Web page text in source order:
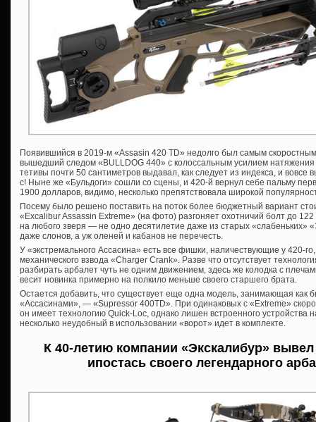
Появившийся в 2019-м «Assasin 420 TD» недолго был самым
вышедший следом «BULLDOG 440» с колоссальным усилием
тетивы почти 50 сантиметров выдавал, как следует из индекса, и
с! Ныне же «Бульдоги» сошли со сцены, и 420-й вернул себе пальму
1900 долларов, видимо, несколько препятствовала широкой
Посему было решено поставить на поток более бюджетный вариант
«Excalibur Assassin Extreme» (на фото) разгоняет охотничий болт до 122
на любого зверя — не одно десятилетие даже из старых «слабеньких»
даже слонов, а уж оленей и кабанов не перечесть.
У «экстремального Ассасина» есть все фишки, наличествующие у 420-
механического взвода «Charger Crank». Разве что отсутствует
разбирать арбалет чуть не одним движением, здесь же колодка с
весит новинка примерно на полкило меньше своего старшего брата.
Остается добавить, что существует еще одна модель, занимающая
«Ассасинами», — «Supressor 400TD». При одинаковых с «Extreme»
он имеет технологию Quick-Loc, однако лишен встроенного
несколько неудобный в использовании «ворот» идет в комплекте.
К 40-летию компании «Экскалибур»
ипостась своего легендарного